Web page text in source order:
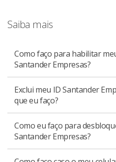
Saiba mais
Como faço para habilitar
Santander Empresas?
Etapa do Cliente
Baixar o ID Santander
(App Store ou PlayStore);
Acessar o App Santander e
Seguir o passo a passo e
Exclui meu ID Santander
que eu faço?
Caso você tenha excluído o
Empresas do celular, você
isso, vá até a loja de
Como eu faço para
Santander Empresas?